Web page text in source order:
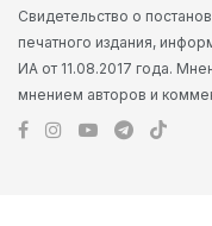
Свидетельство о
печатного издания,
ИА от 11.08.2017 года.
мнением авторов и